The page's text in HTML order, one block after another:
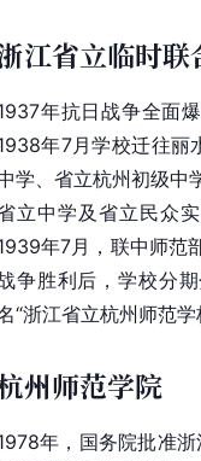
江省立临时
年抗日战争全面
年7月学校迁往丽
学、省立杭州初级中
立中学及省立民众
年7月，联中师范
争胜利后，学校分
“浙江省立杭州师范学
州师范学院
年，国务院批准